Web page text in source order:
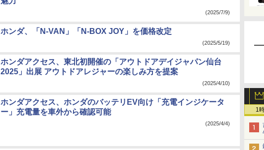
1
(2025/7/9)
ホンダ、「N-VAN」「N-BOX JOY」を価格改定
(2025/5/19)
ホンダアクセス、東北初開催の「アウトドアデイジャパン仙台
2025」出展 アウトドアレジャーの楽しみ方を提案
(2025/4/10)
ホンダアクセス、ホンダのバッテリEV向け「充電インジケータ
ー」充電量を車外から確認可能
(2025/4/4)